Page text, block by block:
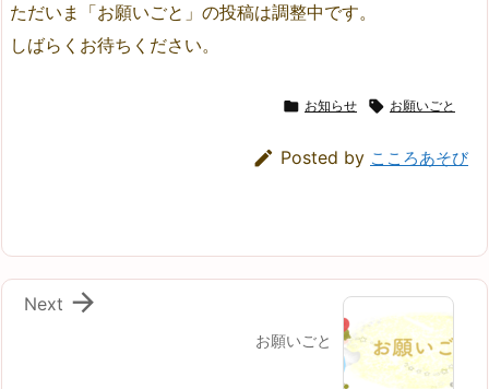
ただいま「お願いごと」の投稿は調整中です。
しばらくお待ちください。
 お知らせ  お願いごと
 Posted by こころあそび
お願いごと

Next